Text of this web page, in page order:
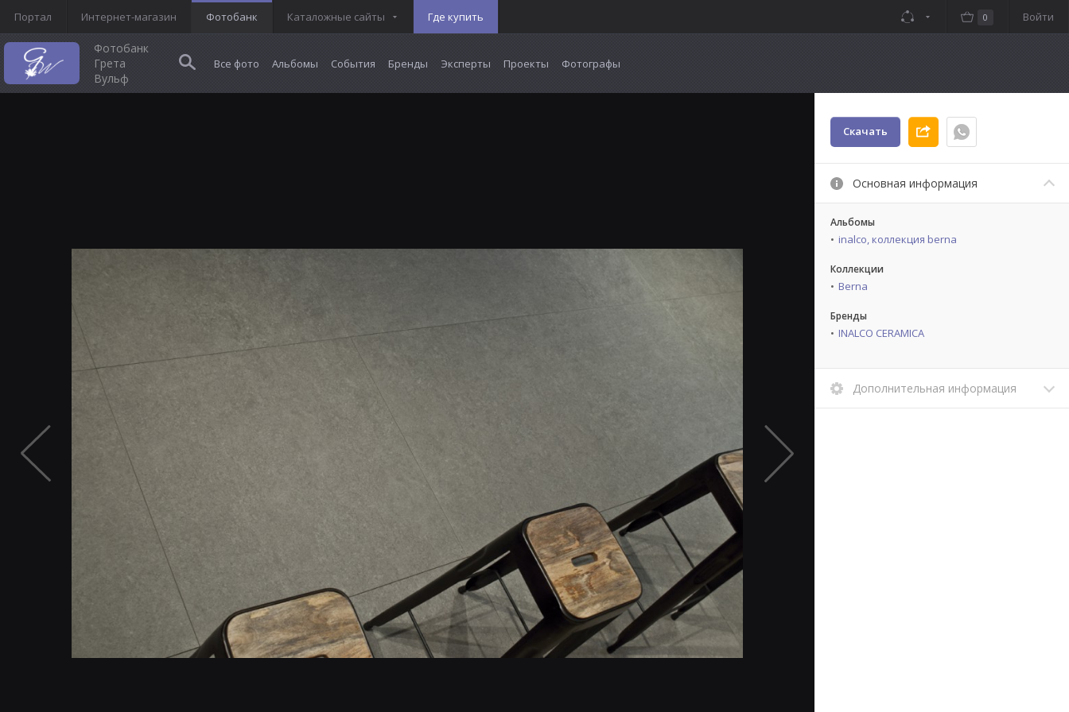
Портал Интернет-магазин Фотобанк Каталожные сайты Где купить Войти
0
Фотобанк
Грета
Вульф
Все фото Альбомы События Бренды Эксперты Проекты Фотографы
Скачать
Основная информация
Альбомы
inalco, коллекция berna
Коллекции
Berna
Бренды
INALCO CERAMICA
Дополнительная информация